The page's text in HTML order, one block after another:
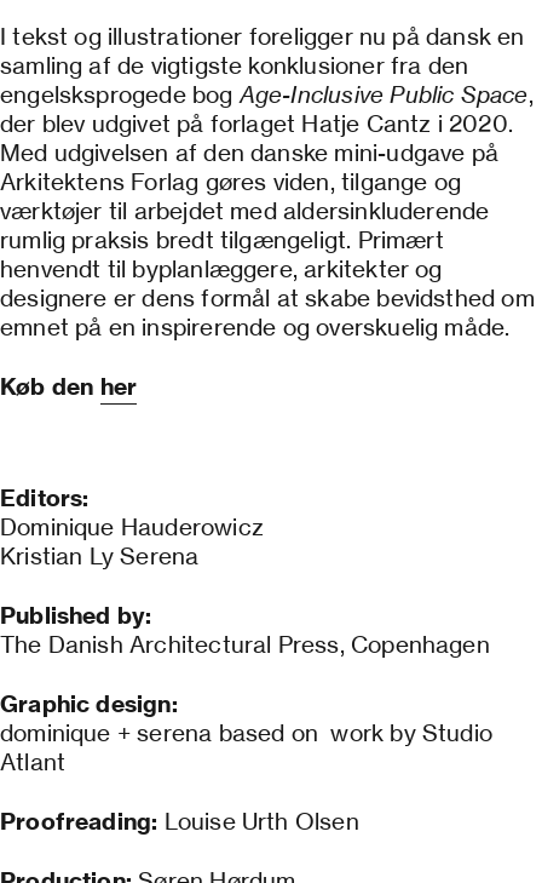
I tekst og illustrationer foreligger nu på dansk en
samling af de vigtigste konklusioner fra den
engelsksprogede bogAge-Inclusive Public Space,
der blev udgivet på forlaget Hatje Cantz i 2020.
Med udgivelsen af den danske mini-udgave på
Arkitektens Forlag gøres viden, tilgange og
værktøjer til arbejdet med aldersinkluderende
rumlig praksis bredt tilgængeligt. Primært
henvendt til byplanlæggere, arkitekter og
designere er dens formål at skabe bevidsthed om
emnet på en inspirerende og overskuelig måde.
Køb den her
Editors:
Dominique Hauderowicz
Kristian Ly Serena
Published by:
The Danish Architectural Press, Copenhagen
Graphic design:
dominique + serena based on work by Studio
Atlant
Proofreading: Louise Urth Olsen